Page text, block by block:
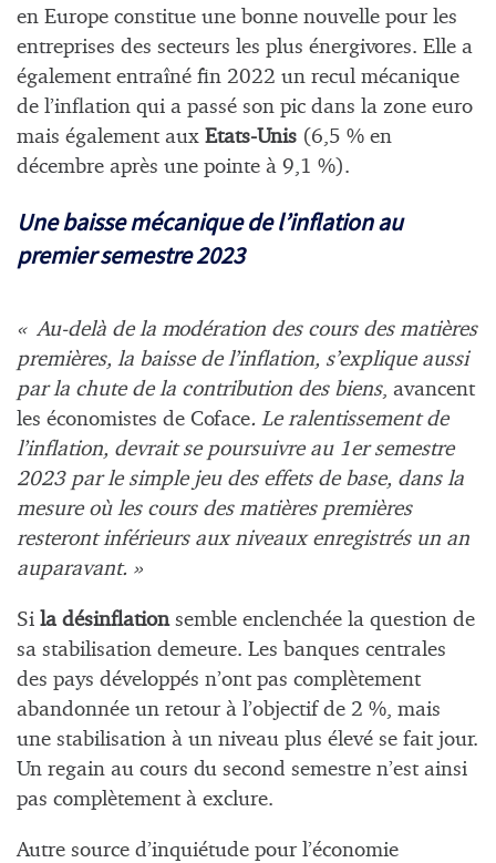
en Europe constitue une bonne nouvelle pour les
entreprises des secteurs les plus énergivores. Elle a
également entraîné fin 2022 un recul mécanique
de l’inflation qui a passé son pic dans la zone euro
mais également aux Etats-Unis (6,5 % en
décembre après une pointe à 9,1 %).
Une baisse mécanique de l’inflation au
premier semestre 2023
« Au-delà de la modération des cours des matières
premières, la baisse de l’inflation, s’explique aussi
par la chute de la contribution des biens, avancent
les économistes de Coface. Le ralentissement de
l’inflation, devrait se poursuivre au 1er semestre
2023 par le simple jeu des effets de base, dans la
mesure où les cours des matières premières
resteront inférieurs aux niveaux enregistrés un an
auparavant. »
Si la désinflationsemble enclenchée la question de
sa stabilisation demeure. Les banques centrales
des pays développés n’ont pas complètement
abandonnée un retour à l’objectif de 2 %, mais
une stabilisation à un niveau plus élevé se fait jour.
Un regain au cours du second semestre n’est ainsi
pas complètement à exclure.
Autre source d’inquiétude pour l’économie